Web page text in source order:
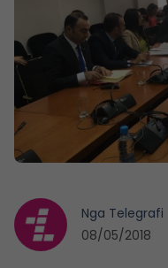
Nga Telegrafi
08/05/2018